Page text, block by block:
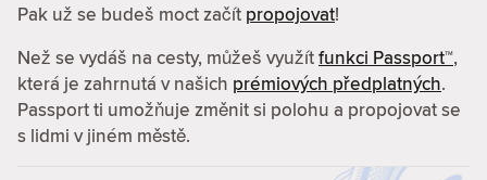
Pak už se budeš moct začít propojovat!
Než se vydáš na cesty, můžeš využítfunkci Passport™,
která je zahrnutá v našich prémiových předplatných.
Passport ti umožňuje změnit si polohu a propojovat se
s lidmi v jiném městě.